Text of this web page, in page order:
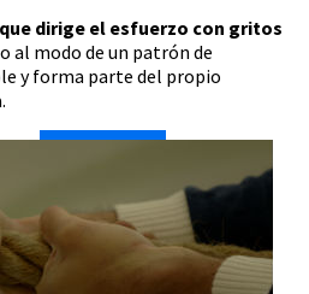
dirige el esfuerzo con gritos
al modo de un patrón de
y forma parte del propio